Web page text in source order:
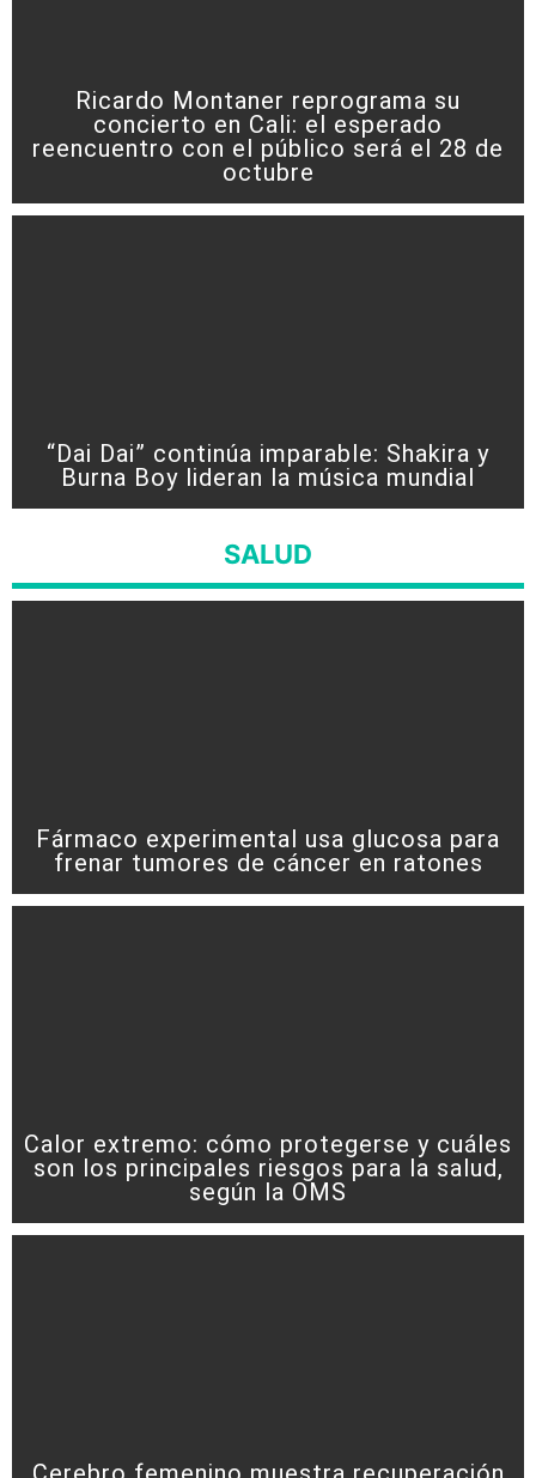
Ricardo Montaner reprograma su
concierto en Cali: el esperado
reencuentro con el público será el 28 de
octubre
“Dai Dai” continúa imparable: Shakira y
Burna Boy lideran la música mundial
SALUD
Fármaco experimental usa glucosa para
frenar tumores de cáncer en ratones
Calor extremo: cómo protegerse y cuáles
son los principales riesgos para la salud,
según la OMS